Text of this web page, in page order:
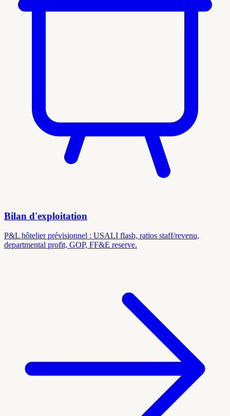
Bilan d'exploitation
P&L hôtelier prévisionnel : USALI flash, ratios staff/revenu,
departmental profit, GOP, FF&E reserve.